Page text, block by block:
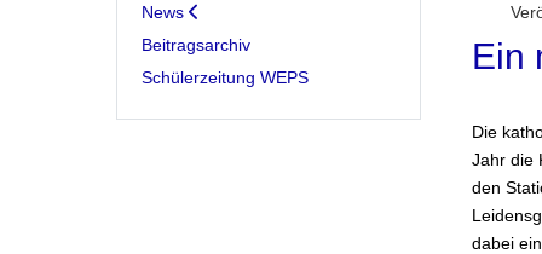
News
Beitragsarchiv
Schülerzeitung WEPS
Ein
Die
Jahr die
den
dabei